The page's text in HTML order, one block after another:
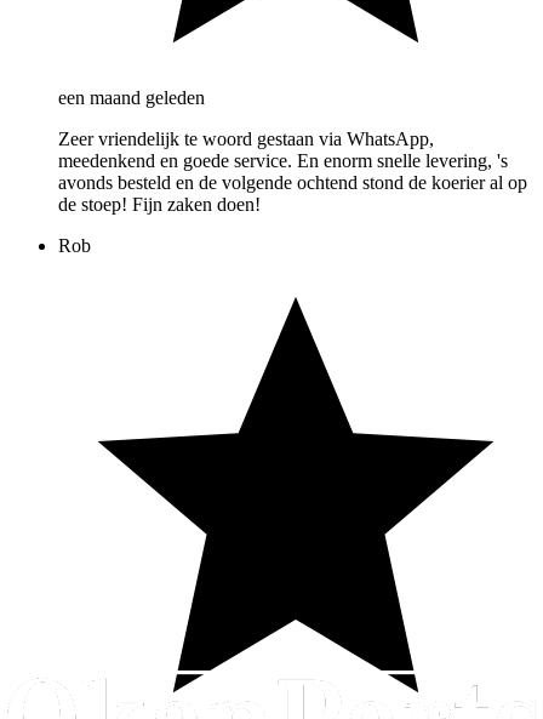
een maand geleden
Zeer vriendelijk te woord gestaan via WhatsApp,
meedenkend en goede service. En enorm snelle levering, 's
avonds besteld en de volgende ochtend stond de koerier al op
de stoep! Fijn zaken doen!
Rob